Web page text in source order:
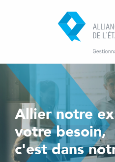
Allier notre
votre besoin,
c'est dans